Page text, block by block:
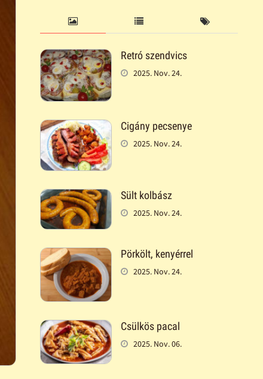
Retró szendvics
2025. Nov. 24.
Cigány pecsenye
2025. Nov. 24.
Sült kolbász
2025. Nov. 24.
Pörkölt, kenyérrel
2025. Nov. 24.
Csülkös pacal
2025. Nov. 06.